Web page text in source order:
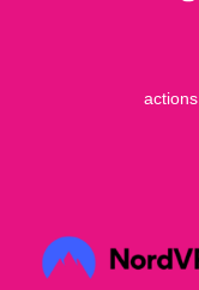
actions